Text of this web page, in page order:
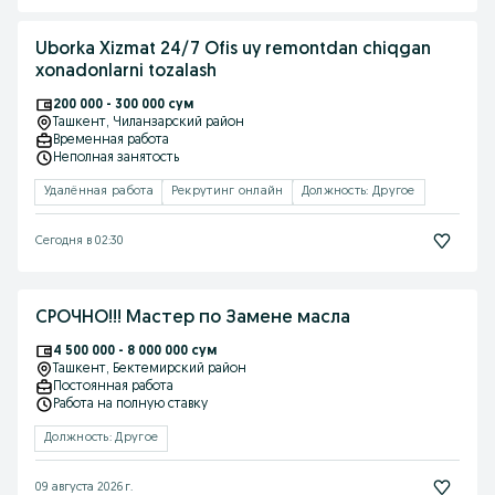
Uborka Xizmat 24/7 Ofis uy remontdan chiqgan
xonadonlarni tozalash
200 000 - 300 000 сум
Ташкент, Чиланзарский район
Временная работа
Неполная занятость
Удалённая работа Рекрутинг онлайн Должность: Другое
Сегодня в 02:30
СРОЧНО!!! Мастер по Замене масла
4 500 000 - 8 000 000 сум
Ташкент, Бектемирский район
Постоянная работа
Работа на полную ставку
Должность: Другое
09 августа 2026 г.